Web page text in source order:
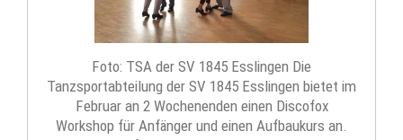
Foto: TSA der SV 1845 Esslingen Die
Tanzsportabteilung der SV 1845 Esslingen bietet im
Februar an 2 Wochenenden einen Discofox
Workshop für Anfänger und einen Aufbaukurs an.